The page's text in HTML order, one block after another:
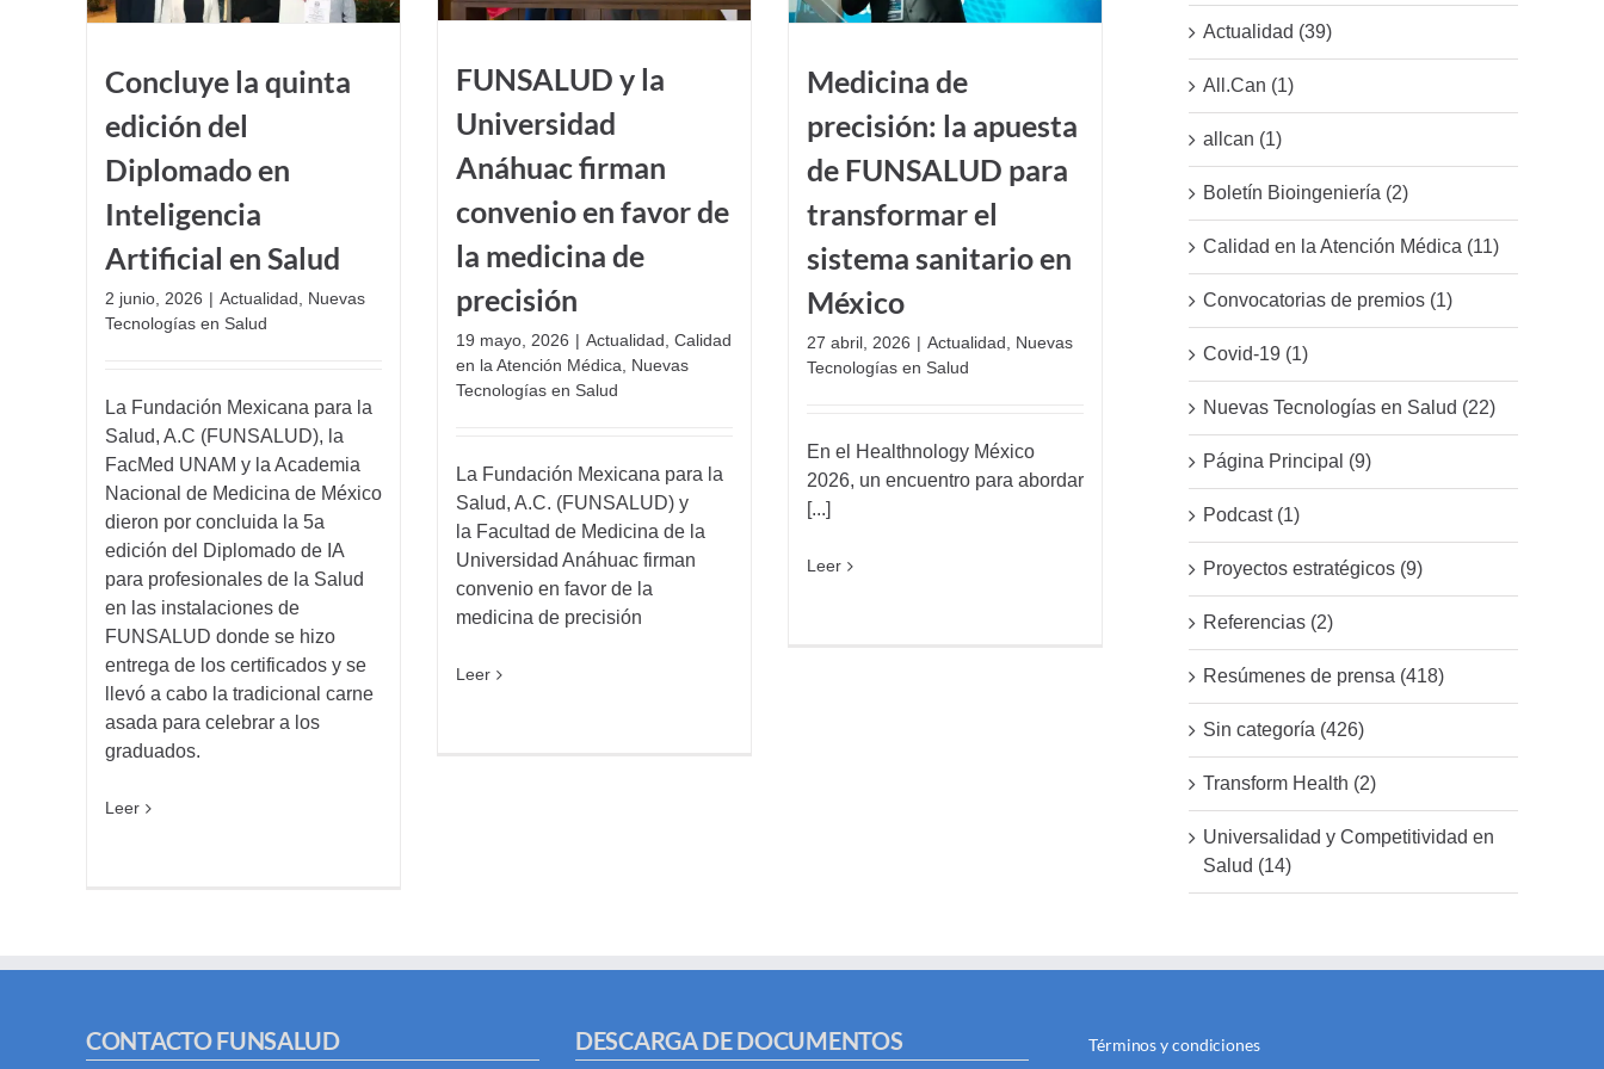
Concluye la quinta
edición del
Diplomado en
Inteligencia
Artificial en Salud
2 junio, 2026 | Actualidad
Nuevas
Tecnologías en Salud
La Fundación Mexicana para la
Salud, A.C (FUNSALUD), la
FacMed UNAM y la Academia
Nacional de Medicina de México
dieron por concluida la 5a
edición del Diplomado de IA
para profesionales de la Salud
en las instalaciones de
FUNSALUD donde se hizo
entrega de los certificados y se
llevó a cabo la tradicional carne
asada para celebrar a los
graduados.
Leer
FUNSALUD y la
Universidad
Anáhuac firman
convenio en favor de
la medicina de
precisión
19 mayo, 2026 | Actualidad Calidad
en la Atención Médica
Nuevas
Tecnologías en Salud
La Fundación Mexicana para la
Salud, A.C. (FUNSALUD) y
la Facultad de Medicina de la
Universidad Anáhuac firman
convenio en favor de la
medicina de precisión
Leer
Medicina de
precisión: la apuesta
de FUNSALUD para
transformar el
sistema sanitario en
México
27 abril, 2026 | Actualidad
Nuevas
Tecnologías en Salud
En el Healthnology México
2026, un encuentro para abordar
[...]
Leer
Actualidad (39)
All.Can (1)
allcan (1)
Boletín Bioingeniería (2)
Calidad en la Atención Médica (11)
Convocatorias de premios (1)
Covid-19 (1)
Nuevas Tecnologías en Salud (22)
Página Principal (9)
Podcast (1)
Proyectos estratégicos (9)
Referencias (2)
Resúmenes de prensa (418)
Sin categoría (426)
Transform Health (2)
Universalidad y Competitividad en
Salud (14)
CONTACTO FUNSALUD DESCARGA DE DOCUMENTOS Términos y condiciones